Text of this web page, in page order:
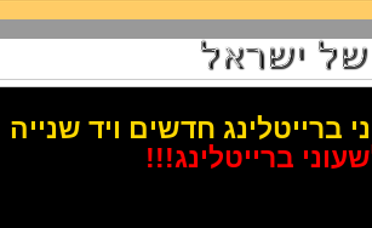
חדשים ויד שנייה
ברייטלינג!!!